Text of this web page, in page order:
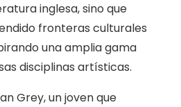
inglesa, sino que
fronteras culturales
una amplia gama
disciplinas artísticas.
Grey, un joven que